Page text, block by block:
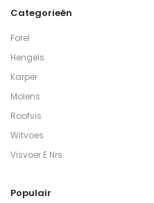
Categorieën
Forel
Hengels
Karper
Molens
Roofvis
Witvoes
Visvoer E Nrs
Populair